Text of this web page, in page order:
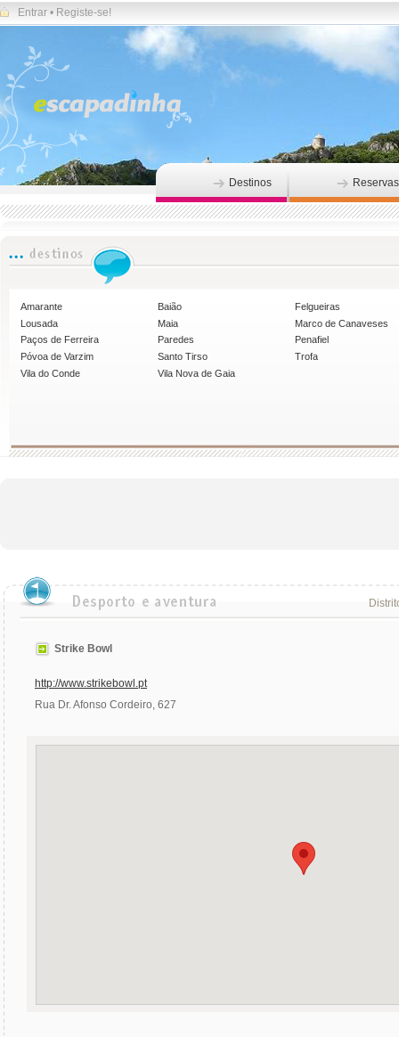
Entrar • Registe-se!
Destinos Reservas
Amarante Baião
Felgueiras
Lousada
Maia
Marco de Canaveses
Paços de Ferreira
Paredes
Penafiel
Póvoa de Varzim
Santo Tirso
Trofa
Vila do Conde
Vila Nova de Gaia
Strike Bowl
http://www.strikebowl.pt
Rua Dr. Afonso Cordeiro, 627